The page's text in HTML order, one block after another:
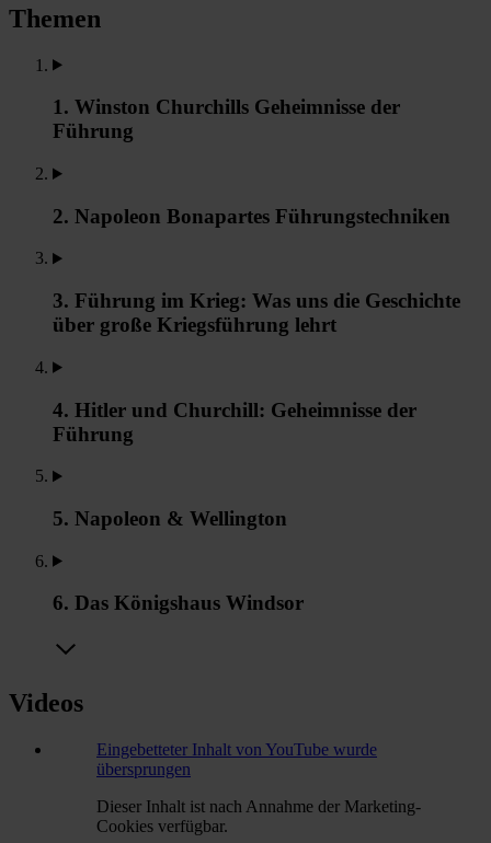
Themen
1. Winston Churchills Geheimnisse der
Führung
2. Napoleon Bonapartes Führungstechniken
3. Führung im Krieg: Was uns die Geschichte
über große Kriegsführung lehrt
4. Hitler und Churchill: Geheimnisse der
Führung
5. Napoleon & Wellington
6. Das Königshaus Windsor
Videos
Eingebetteter Inhalt von YouTube wurde
übersprungen
Dieser Inhalt ist nach Annahme der Marketing-
Cookies verfügbar.